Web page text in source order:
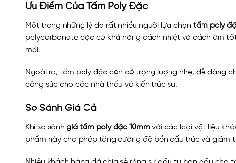
Ưu Điểm Của Tấm Poly Đặc
Một trong những lý do rất nhiều người lựa chọn tấm poly
polycarbonate đặc có khả năng cách nhiệt và cách âm
mái.
Ngoài ra, tấm poly đặc còn có trọng lượng nhẹ, dễ dàng
công sức cho các nhà thầu và kiến trúc sư.
So Sánh Giá Cả
Khi so sánh giá tấm poly đặc 10mm với các loại vật liệu
phẩm này cho phép tăng cường độ bền cấu trúc và giảm